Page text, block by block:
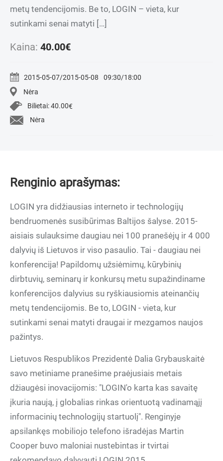
metų tendencijomis. Be to, LOGIN – vieta, kur
sutinkami senai matyti […]
Kaina: 40.00€
2015-05-07/2015-05-08
09:30/18:00
Nėra
Bilietai:40.00€
Nėra
Renginio aprašymas:
LOGIN yra didžiausias interneto ir technologijų
bendruomenės susibūrimas Baltijos šalyse. 2015-
aisiais sulauksime daugiau nei 100 pranešėjų ir 4 000
dalyvių iš Lietuvos ir viso pasaulio. Tai - daugiau nei
konferencija! Papildomų užsiėmimų, kūrybinių
dirbtuvių, seminarų ir konkursų metu supažindiname
konferencijos dalyvius su ryškiausiomis ateinančių
metų tendencijomis. Be to, LOGIN - vieta, kur
sutinkami senai matyti draugai ir mezgamos naujos
pažintys.
Lietuvos Respublikos Prezidentė Dalia Grybauskaitė
savo metiniame pranešime praėjusiais metais
džiaugėsi inovacijomis: "LOGIN'o karta kas savaitę
įkuria naują, į globalias rinkas orientuotą vadinamąjį
informacinių technologijų startuolį". Renginyje
apsilankęs mobiliojo telefono išradėjas Martin
Cooper buvo maloniai nustebintas ir tvirtai